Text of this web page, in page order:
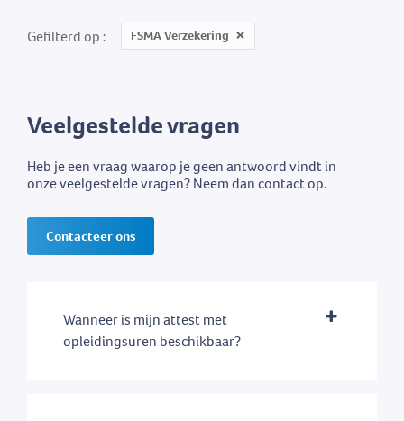
Gefilterd op FSMA Verzekering
Veelgestelde vragen
Heb je een vraag waarop je geen antwoord vindt in
onze veelgestelde vragen? Neem dan contact op.
Contacteer ons
Wanneer is mijn attest met
opleidingsuren beschikbaar?